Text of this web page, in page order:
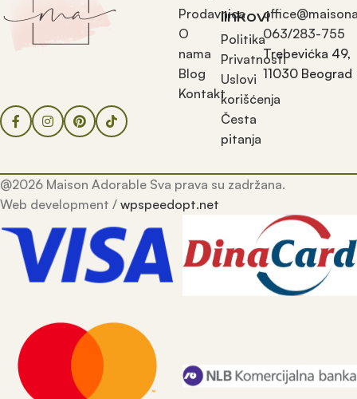
Prodavnica
O
nama
Blog
Kontakt
linkovi
Politika
Privatnosti
Uslovi
korišćenja
Česta
pitanja
063/283-755
Trebevićka 49,
11030 Beograd
@2026 Maison Adorable Sva prava su zadržana.
Web development / wpspeedopt.net